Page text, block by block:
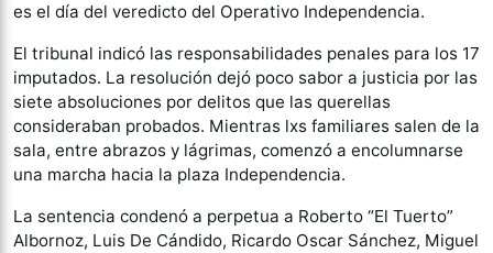
es el día del veredicto del Operativo Independencia.
El tribunal indicó las responsabilidades penales para los 17
imputados. La resolución dejó poco sabor a justicia por las
siete absoluciones por delitos que las querellas
consideraban probados. Mientras lxs familiares salen de la
sala, entre abrazos y lágrimas, comenzó a encolumnarse
una marcha hacia la plaza Independencia.
La sentencia condenó a perpetua a Roberto “El Tuerto”
Albornoz, Luis De Cándido, Ricardo Oscar Sánchez, Miguel